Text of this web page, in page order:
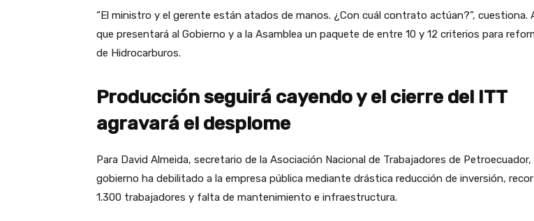
“El ministro y el gerente están atados de manos. ¿Con cuál contrato actúan?”, cuestiona.
que presentará al Gobierno y a la Asamblea un paquete de entre 10 y 12 criterios para
de Hidrocarburos.
Producción seguirá cayendo y el cierre del ITT
agravará el desplome
Para David Almeida, secretario de la Asociación Nacional de Trabajadores de Petroecuador,
gobierno ha debilitado a la empresa pública mediante drástica reducción de inversión,
1.300 trabajadores y falta de mantenimiento e infraestructura.